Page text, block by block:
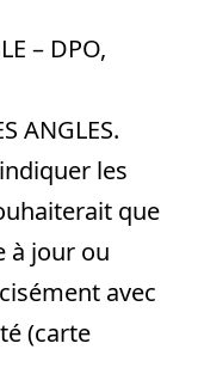
– DPO,
ANGLES.
les
que
à jour ou
avec
(carte